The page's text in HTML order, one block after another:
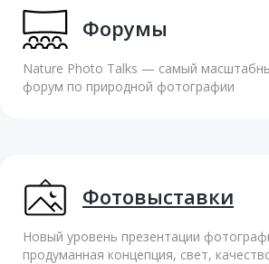
Форумы
Nature Photo Talks — cамый
форум по природной фотографии
Фотовыставки
Новый уровень презентации
продуманная концепция, свет,